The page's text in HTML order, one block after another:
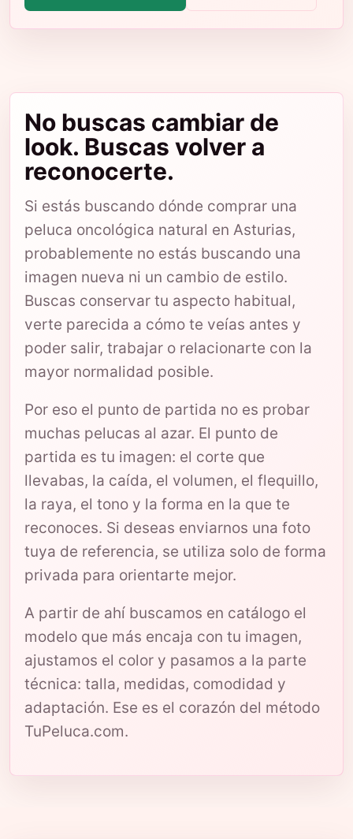
No buscas cambiar de
look. Buscas volver a
reconocerte.
Si estás buscando dónde comprar una
peluca oncológica natural en Asturias,
probablemente no estás buscando una
imagen nueva ni un cambio de estilo.
Buscas conservar tu aspecto habitual,
verte parecida a cómo te veías antes y
poder salir, trabajar o relacionarte con la
mayor normalidad posible.
Por eso el punto de partida no es probar
muchas pelucas al azar. El punto de
partida es tu imagen: el corte que
llevabas, la caída, el volumen, el flequillo,
la raya, el tono y la forma en la que te
reconoces. Si deseas enviarnos una foto
tuya de referencia, se utiliza solo de forma
privada para orientarte mejor.
A partir de ahí buscamos en catálogo el
modelo que más encaja con tu imagen,
ajustamos el color y pasamos a la parte
técnica: talla, medidas, comodidad y
adaptación. Ese es el corazón del método
TuPeluca.com.